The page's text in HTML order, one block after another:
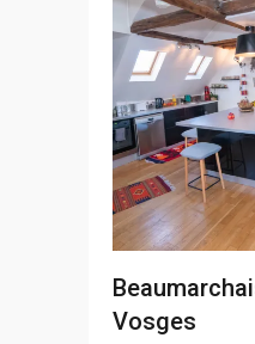
Vosges